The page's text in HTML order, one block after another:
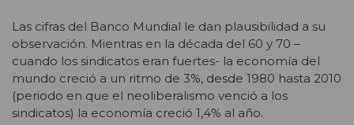
Las cifras del Banco Mundial le dan plausibilidad a su
observación. Mientras en la década del 60 y 70 –
cuando los sindicatos eran fuertes- la economía del
mundo creció a un ritmo de 3%, desde 1980 hasta 2010
(periodo en que el neoliberalismo venció a los
sindicatos) la economía creció 1,4% al año.